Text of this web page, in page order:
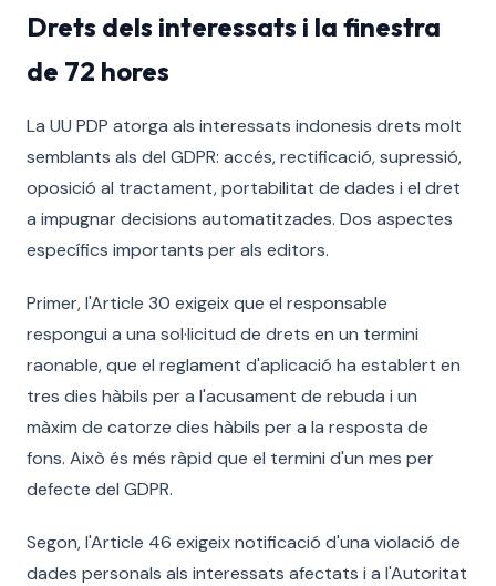
Drets dels interessats i la finestra
de 72 hores
La UU PDP atorga als interessats indonesis drets molt
semblants als del GDPR: accés, rectificació, supressió,
oposició al tractament, portabilitat de dades i el dret
a impugnar decisions automatitzades. Dos aspectes
específics importants per als editors.
Primer, l'Article 30 exigeix que el responsable
respongui a una sol·licitud de drets en un termini
raonable, que el reglament d'aplicació ha establert en
tres dies hàbils per a l'acusament de rebuda i un
màxim de catorze dies hàbils per a la resposta de
fons. Això és més ràpid que el termini d'un mes per
defecte del GDPR.
Segon, l'Article 46 exigeix notificació d'una violació de
dades personals als interessats afectats i a l'Autoritat